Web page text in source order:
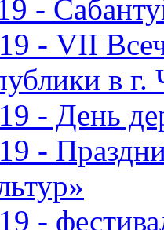
-
- VII
в г.
- День
-
-